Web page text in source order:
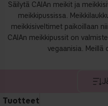
Säilytä CAIAn meikit ja
meikkipussissa.
meikkisiveltimet paikoillaan
CAIAn meikkipussit on
vegaanisia. Meillä
Tuotteet